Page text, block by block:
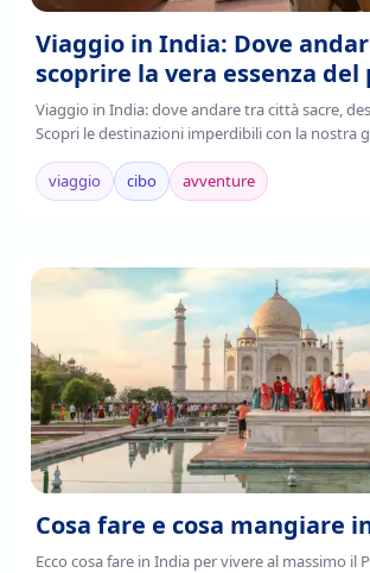
Viaggio in India: Dove
scoprire la vera essenza del
Viaggio in India: dove andare tra città sacre,
Scopri le destinazioni imperdibili con la nostra
viaggio cibo avventure
Cosa fare e cosa mangiare
Ecco cosa fare in India per vivere al massimo il